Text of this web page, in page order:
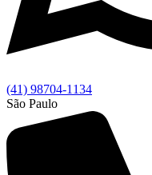
(41) 98704-1134
São Paulo